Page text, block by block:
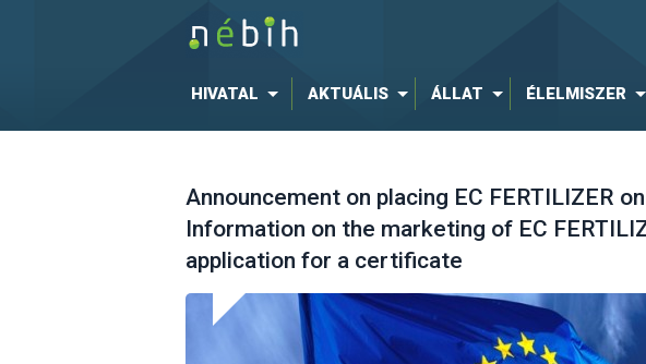
HIVATAL AKTUÁLIS ÁLLAT ÉLELMISZER
Announcement on placing EC FERTILIZER
Information on the marketing of EC
application for a certificate